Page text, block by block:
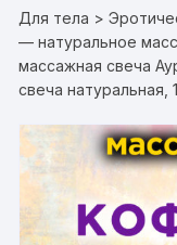
Для тела >
— натуральное
массажная свеча
свеча натуральная,